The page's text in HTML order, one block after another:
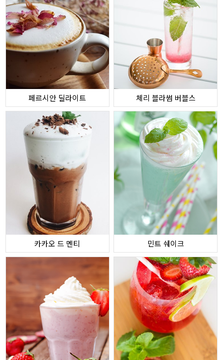
페르시안 딜라이트 체리 블라썸 버블스
카카오 드 멘티 민트 쉐이크